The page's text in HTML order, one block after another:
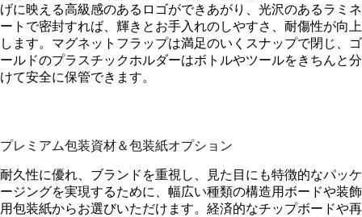
げに映える高級感のあるロゴができあがり、光沢のあるラミネ
ートで密封すれば、輝きとお手入れのしやすさ、耐傷性が向上
します。マグネットフラップは満足のいくスナップで閉じ、ゴ
ールドのプラスチックホルダーはボトルやツールをきちんと分
けて安全に保管できます。
プレミアム包装資材＆包装紙オプション
耐久性に優れ、ブランドを重視し、見た目にも特徴的なパッケ
ージングを実現するために、幅広い種類の構造用ボードや装飾
用包装紙からお選びいただけます。経済的なチップボードや再